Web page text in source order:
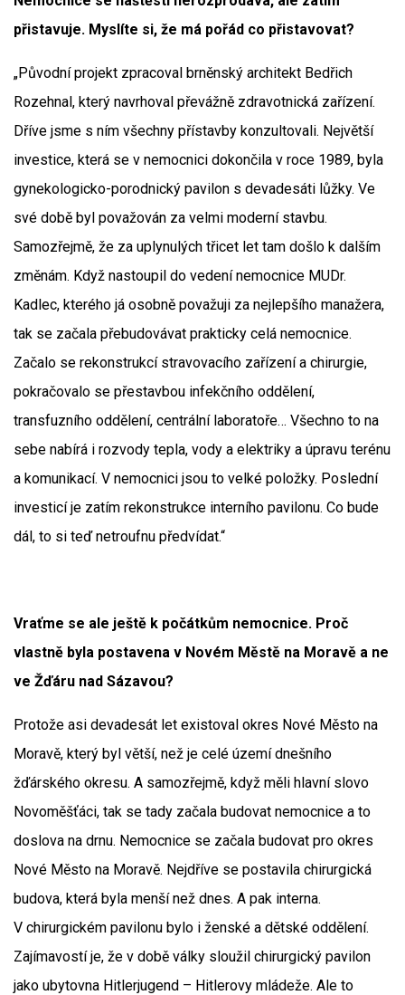
přistavuje. Myslíte si, že má pořád co přistavovat?
„Původní projekt zpracoval brněnský architekt Bedřich
Rozehnal, který navrhoval převážně zdravotnická zařízení.
Dříve jsme s ním všechny přístavby konzultovali. Největší
investice, která se v nemocnici dokončila v roce 1989, byla
gynekologicko-porodnický pavilon s devadesáti lůžky. Ve
své době byl považován za velmi moderní stavbu.
Samozřejmě, že za uplynulých třicet let tam došlo k dalším
změnám. Když nastoupil do vedení nemocnice MUDr.
Kadlec, kterého já osobně považuji za nejlepšího manažera,
tak se začala přebudovávat prakticky celá nemocnice.
Začalo se rekonstrukcí stravovacího zařízení a chirurgie,
pokračovalo se přestavbou infekčního oddělení,
transfuzního oddělení, centrální laboratoře… Všechno to na
sebe nabírá i rozvody tepla, vody a elektriky a úpravu terénu
a komunikací. V nemocnici jsou to velké položky. Poslední
investicí je zatím rekonstrukce interního pavilonu. Co bude
dál, to si teď netroufnu předvídat.“
Vraťme se ale ještě k počátkům nemocnice. Proč
vlastně byla postavena v Novém Městě na Moravě a ne
ve Žďáru nad Sázavou?
Protože asi devadesát let existoval okres Nové Město na
Moravě, který byl větší, než je celé území dnešního
žďárského okresu. A samozřejmě, když měli hlavní slovo
Novoměšťáci, tak se tady začala budovat nemocnice a to
doslova na drnu. Nemocnice se začala budovat pro okres
Nové Město na Moravě. Nejdříve se postavila chirurgická
budova, která byla menší než dnes. A pak interna.
V chirurgickém pavilonu bylo i ženské a dětské oddělení.
Zajímavostí je, že v době války sloužil chirurgický pavilon
jako ubytovna Hitlerjugend – Hitlerovy mládeže. Ale to